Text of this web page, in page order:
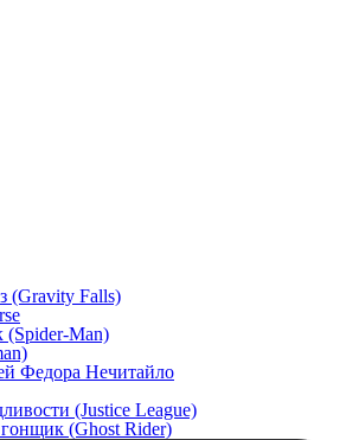
(Gravity Falls)
(Spider-Man)
Федора Нечитайло
(Justice League)
(Ghost Rider)